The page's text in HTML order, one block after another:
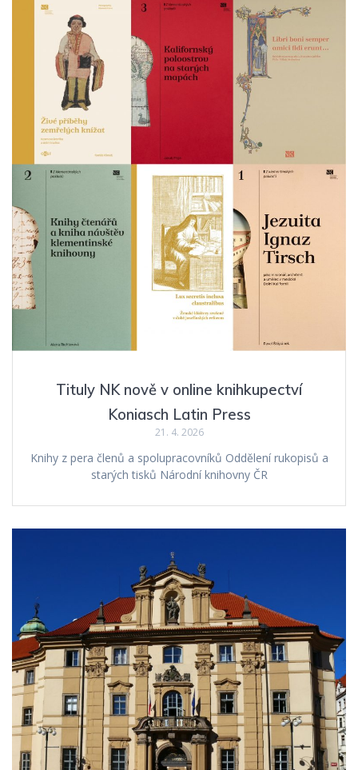
Tituly NK nově v online knihkupectví
Koniasch Latin Press
21. 4. 2026
Knihy z pera členů a spolupracovníků Oddělení rukopisů a
starých tisků Národní knihovny ČR